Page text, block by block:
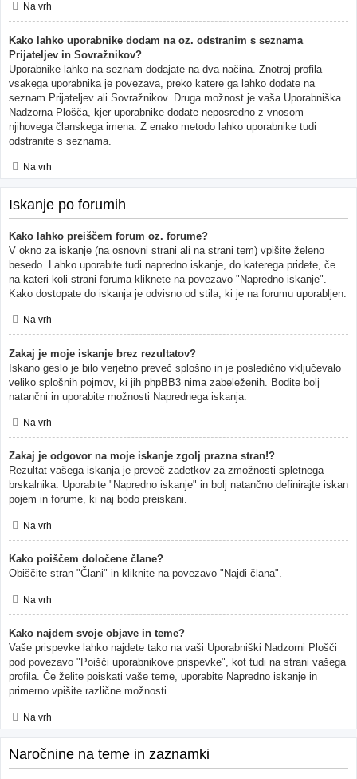
Na vrh
Kako lahko uporabnike dodam na oz. odstranim s seznama
Prijateljev in Sovražnikov?
Uporabnike lahko na seznam dodajate na dva načina. Znotraj profila
vsakega uporabnika je povezava, preko katere ga lahko dodate na
seznam Prijateljev ali Sovražnikov. Druga možnost je vaša Uporabniška
Nadzorna Plošča, kjer uporabnike dodate neposredno z vnosom
njihovega članskega imena. Z enako metodo lahko uporabnike tudi
odstranite s seznama.
Na vrh
Iskanje po forumih
Kako lahko preiščem forum oz. forume?
V okno za iskanje (na osnovni strani ali na strani tem) vpišite želeno
besedo. Lahko uporabite tudi napredno iskanje, do katerega pridete, če
na kateri koli strani foruma kliknete na povezavo "Napredno iskanje".
Kako dostopate do iskanja je odvisno od stila, ki je na forumu uporabljen.
Na vrh
Zakaj je moje iskanje brez rezultatov?
Iskano geslo je bilo verjetno preveč splošno in je posledično vključevalo
veliko splošnih pojmov, ki jih phpBB3 nima zabeleženih. Bodite bolj
natančni in uporabite možnosti Naprednega iskanja.
Na vrh
Zakaj je odgovor na moje iskanje zgolj prazna stran!?
Rezultat vašega iskanja je preveč zadetkov za zmožnosti spletnega
brskalnika. Uporabite "Napredno iskanje" in bolj natančno definirajte iskan
pojem in forume, ki naj bodo preiskani.
Na vrh
Kako poiščem določene člane?
Obiščite stran "Člani" in kliknite na povezavo "Najdi člana".
Na vrh
Kako najdem svoje objave in teme?
Vaše prispevke lahko najdete tako na vaši Uporabniški Nadzorni Plošči
pod povezavo "Poišči uporabnikove prispevke", kot tudi na strani vašega
profila. Če želite poiskati vaše teme, uporabite Napredno iskanje in
primerno vpišite različne možnosti.
Na vrh
Naročnine na teme in zaznamki